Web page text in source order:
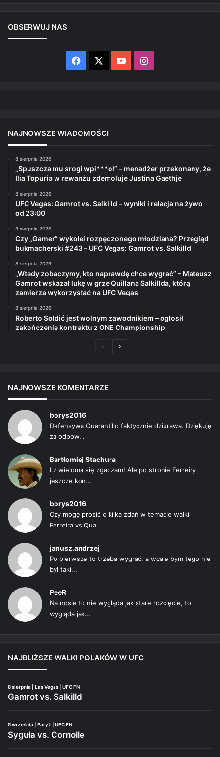
OBSERWUJ NAS
Facebook YouTubeInstagram
NAJNOWSZE WIADOMOŚCI
8 sierpnia 2026
„Spuszcza mu srogi wpi***ol” – menadżer przekonany, że
Ilia Topuria w rewanżu zdemoluje Justina Gaethje
8 sierpnia 2026
UFC Vegas: Gamrot vs. Salkilld – wyniki i relacja na żywo
od 23:00
8 sierpnia 2026
Czy „Gamer” wykolei rozpędzonego młodziana? Przegląd
bukmacherski #243 – UFC Vegas: Gamrot vs. Salkilld
8 sierpnia 2026
„Wtedy zobaczymy, kto naprawdę chce wygrać” – Mateusz
Gamrot wskazał lukę w grze Quillana Salkillda, którą
zamierza wykorzystać na UFC Vegas
8 sierpnia 2026
Roberto Soldić jest wolnym zawodnikiem – ogłosił
zakończenie kontraktu z ONE Championship
PoprzedniaNastępna
NAJNOWSZE KOMENTARZE
borys2016
Defensywa Quarantillo faktycznie dziurawa. Dziękuję
za odpow...
Bartłomiej Stachura
I z wieloma się zgadzam! Ale po stronie Ferreiry
jeszcze kon...
borys2016
Czy mogę prosić o kilka zdań w temacie walki
Ferreira vs Qua...
janusz.andrzej
Po pierwsze to trzeba wygrać, a wcale bym tego nie
był taki...
PeeR
Na nosie to nie wygląda jak stare rozcięcie, to
wygląda jak...
NAJBLIŻSZE WALKI POLAKÓW W UFC
8 sierpnia | Las Vegas | UFC FN
Gamrot vs. Salkilld
5 września | Paryż | UFC FN
Syguła vs. Cornolle